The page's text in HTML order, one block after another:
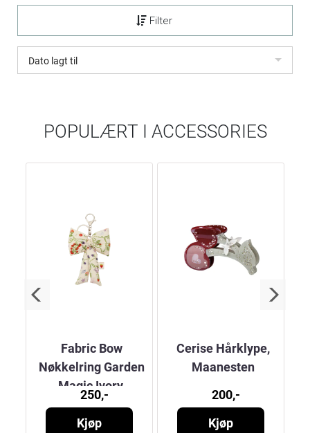
Filter
Dato lagt til
POPULÆRT I ACCESSORIES
Fabric Bow
Nøkkelring Garden
Magic Ivory,
Maanesten
250,-
Kjøp
Cerise Hårklype,
Maanesten
200,-
Kjøp